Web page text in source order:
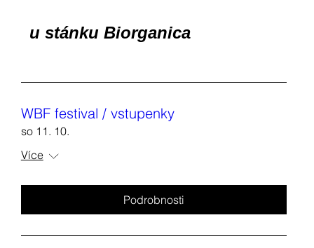
u stánku Biorganica
WBF festival / vstupenky
so 11. 10.
Více
Podrobnosti